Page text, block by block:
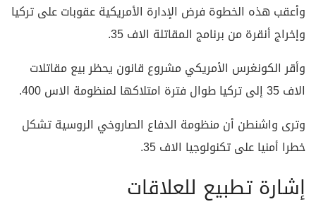
وأعقب هذه الخطوة فرض الإدارة الأمريكية عقوبات على تركيا
وإخراج أنقرة من برنامج المقاتلة الاف 35.
وأقر الكونغرس الأمريكي مشروع قانون يحظر بيع مقاتلات
الاف 35 إلى تركيا طوال فترة امتلاكها لمنظومة الاس 400.
وترى واشنطن أن منظومة الدفاع الصاروخي الروسية تشكل
خطرا أمنيا على تكنولوجيا الاف 35.
إشارة تطبيع للعلاقات